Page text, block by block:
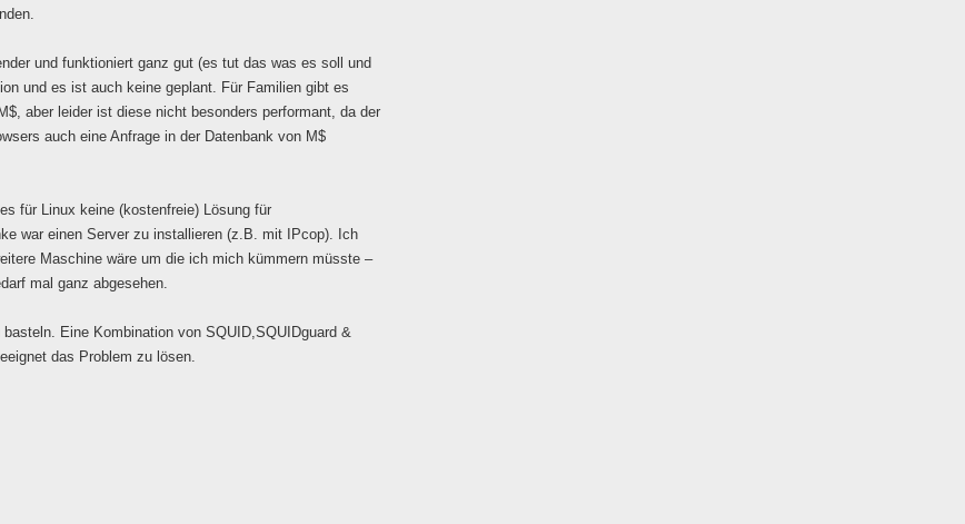
und funktioniert ganz gut (es tut das was es soll und
und es ist auch keine geplant. Für Familien gibt es
aber leider ist diese nicht besonders performant, da der
auch eine Anfrage in der Datenbank von M$
für Linux keine (kostenfreie) Lösung für
war einen Server zu installieren (z.B. mit IPcop). Ich
Maschine wäre um die ich mich kümmern müsste –
mal ganz abgesehen.
Eine Kombination von SQUID,SQUIDguard &
das Problem zu lösen.